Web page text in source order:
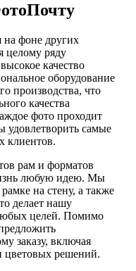
на фоне других
целому ряду
качество
оборудование
производства, что
качества
фото проходит
удовлетворить самые
клиентов.
рам и форматов
любую идею. Мы
на стену, а также
делает нашу
целей. Помимо
заказу, включая
цветовых решений.